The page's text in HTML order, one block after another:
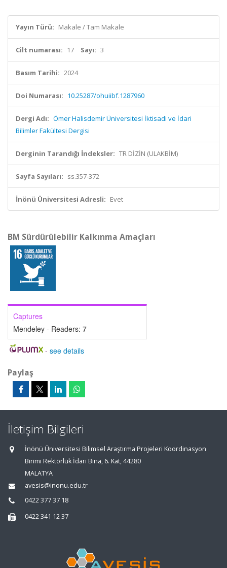
Yayın Türü: Makale / Tam Makale
Cilt numarası: 17 Sayı: 3
Basım Tarihi: 2024
Doi Numarası: 10.25287/ohuiibf.1287960
Dergi Adı: Ömer Halisdemir Üniversitesi İktisadi ve İdari
Bilimler Fakültesi Dergisi
Derginin Tarandığı İndeksler: TR DİZİN (ULAKBİM)
Sayfa Sayıları: ss.357-372
İnönü Üniversitesi Adresli: Evet
BM Sürdürülebilir Kalkınma Amaçları
Captures
Mendeley - Readers: 7
- see details
Paylaş
İletişim Bilgileri
İnönü Üniversitesi Bilimsel Araştırma Projeleri Koordinasyon
Birimi Rektörlük İdari Bina, 6. Kat, 44280
MALATYA
avesis@inonu.edu.tr
0422 377 37 18
0422 341 12 37